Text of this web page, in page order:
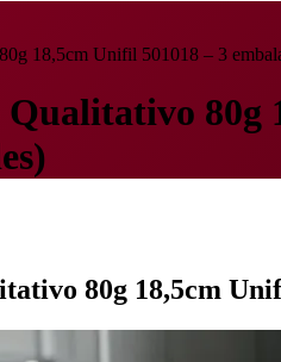
18,5cm Unifil 501018 – 3
80g
80g 18,5cm